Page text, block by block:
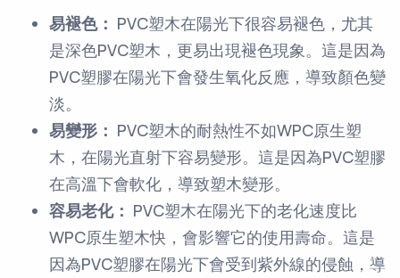
易褪色： PVC塑木在陽光下很容易褪色，尤其
是深色PVC塑木，更易出現褪色現象。這是因為
PVC塑膠在陽光下會發生氧化反應，導致顏色變
淡。
易變形： PVC塑木的耐熱性不如WPC原生塑
木，在陽光直射下容易變形。這是因為PVC塑膠
在高溫下會軟化，導致塑木變形。
容易老化： PVC塑木在陽光下的老化速度比
WPC原生塑木快，會影響它的使用壽命。這是
因為PVC塑膠在陽光下會受到紫外線的侵蝕，導